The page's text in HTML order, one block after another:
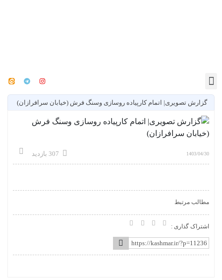
گزارش تصویری| اتمام کارپیاده روسازی وسنگ فرش (خیابان سرافرازان)
1403/04/30 307 بازدید
مطالب مرتبط
اشتراک گذاری :